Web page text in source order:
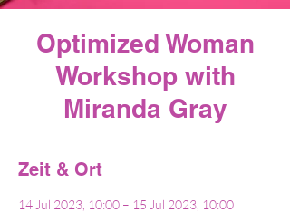
Optimized Woman
Workshop with
Miranda Gray
Zeit & Ort
14 Jul 2023, 10:00 – 15 Jul 2023, 10:00